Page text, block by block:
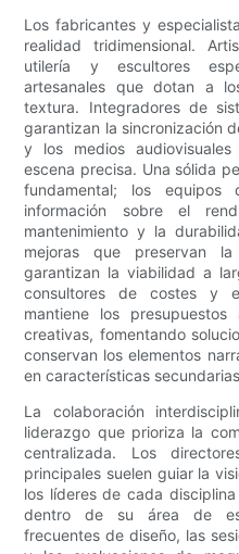
Los fabricantes y
realidad tridimensional.
utilería y escultores
artesanales que dotan a
textura. Integradores de
garantizan la sincronización
y los medios
escena precisa. Una sólida
fundamental; los equipos
información sobre el
mantenimiento y la
mejoras que preservan
garantizan la viabilidad a
consultores de costes y
mantiene los
creativas, fomentando
conservan los elementos
en características
La colaboración
liderazgo que prioriza la
centralizada. Los
principales suelen guiar la
los líderes de cada
dentro de su área de
frecuentes de diseño, las